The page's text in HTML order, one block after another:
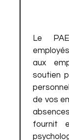
Le
aux
soutien
de vos
fournit